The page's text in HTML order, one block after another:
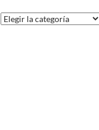
Categorías